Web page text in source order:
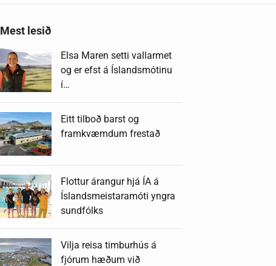
Mest lesið
Elsa Maren setti vallarmet
og er efst á Íslandsmótinu
í…
Eitt tilboð barst og
framkvæmdum frestað
Flottur árangur hjá ÍA á
Íslandsmeistaramóti yngra
sundfólks
Vilja reisa timburhús á
fjórum hæðum við